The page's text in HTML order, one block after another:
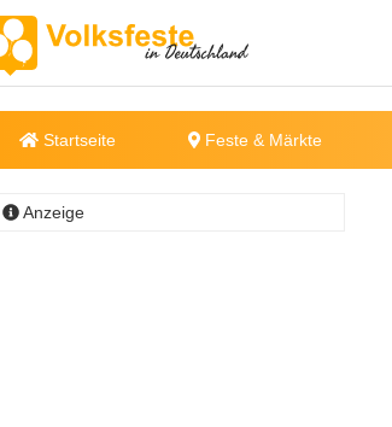
Startseite Feste & Märkte
Anzeige